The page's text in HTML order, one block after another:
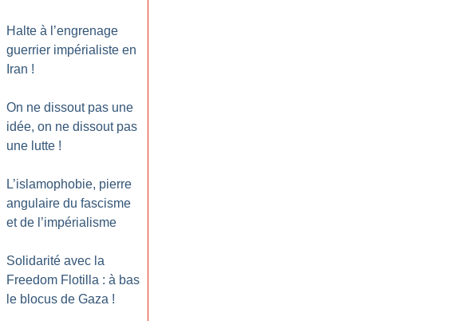
Halte à l’engrenage
guerrier impérialiste en
Iran !
On ne dissout pas une
idée, on ne dissout pas
une lutte !
L’islamophobie, pierre
angulaire du fascisme
et de l’impérialisme
Solidarité avec la
Freedom Flotilla : à bas
le blocus de Gaza !